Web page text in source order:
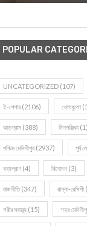
POPULAR
UNCATEGORIZED (107)
ই-পেপার (2106) খেলাধূলো
ঝাড়গ্রাম (388) দিনপঞ্জিকা (1)
পশ্চিম মেদিনীপুর (2937) পূর্ব
বন্যপ্রাণ (4) বিনোদন (3)
রাজনীতি(347) রান্না-রেসিপী
শরীর স্বাস্থ্য (15) শহর